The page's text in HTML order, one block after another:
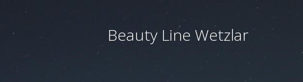
Beauty Line Wetzlar